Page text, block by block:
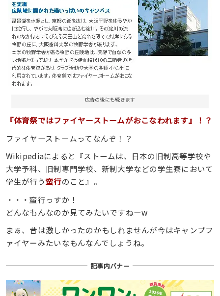
広告の後にも続きます
『体育祭ではファイヤーストームがおこなわれます』！？
ファイヤーストームってなんぞ！？
Wikipediaによると『ストームは、日本の旧制高等学校や
大学予科、旧制専門学校、新制大学などの学生寮において
学生が行う蛮行のこと』。
・・・蛮行っすか！
どんなもんなのか見てみたいですねーw
まぁ、昔は激しかったのかもしれませんが今はキャンプフ
ァイヤーみたいなもんなんでしょうね。
記事内バナー